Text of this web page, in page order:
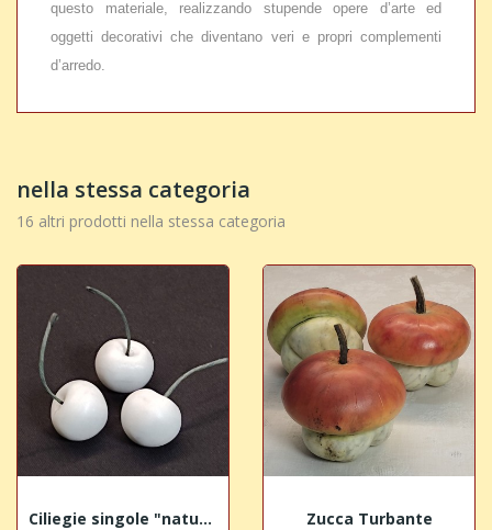
questo materiale, realizzando stupende opere d’arte ed
oggetti decorativi che diventano veri e propri complementi
d’arredo.
nella stessa categoria
16 altri prodotti nella stessa categoria
Ciliegie singole "nature" Zucca Turbante